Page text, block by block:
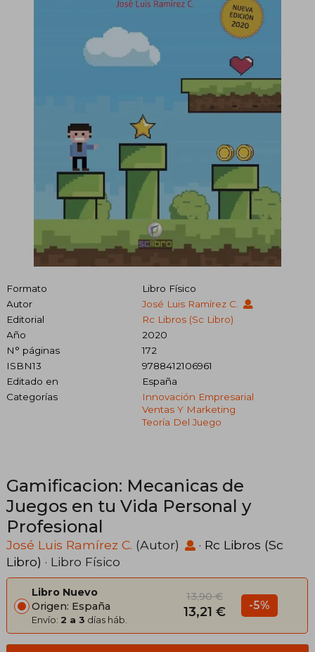
Formato
Libro Físico
Autor
José Luis Ramírez C.
Editorial
Rc Libros (Sc Libro)
Año
2020
N° páginas
172
ISBN13
9788412106961
Editado en
España
Categorías
Innovación Empresarial
Ventas Y Marketing
Teoría Del Juego
Gamificacion: Mecanicas de
Juegos en tu Vida Personal y
Profesional
José Luis Ramírez C. (Autor) · Rc Libros (Sc
Libro) · Libro Físico
Libro Nuevo
Origen: España
Envío: 2 a 3 días háb.
13,90 €
13,21 € -5%